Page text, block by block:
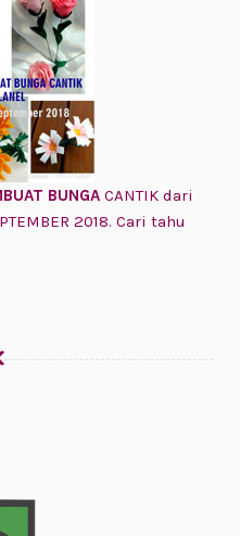
BUNGACANTIK dari
2018. Cari tahu